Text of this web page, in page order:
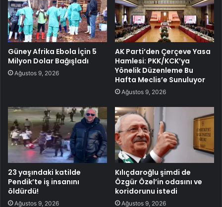
Güney Afrika Ebola İçin 5
Milyon Dolar Bağışladı
Ağustos 9, 2026
AK Parti’den Çerçeve Yasa
Hamlesi: PKK/KCK’ya
Yönelik Düzenleme Bu
Hafta Meclis’e Sunuluyor
Ağustos 9, 2026
23 yaşındaki katilde
Pendik’te iş insanını
öldürdü!
Ağustos 9, 2026
Kılıçdaroğlu şimdi de
Özgür Özel’in odasını ve
koridorunu istedi
Ağustos 9, 2026